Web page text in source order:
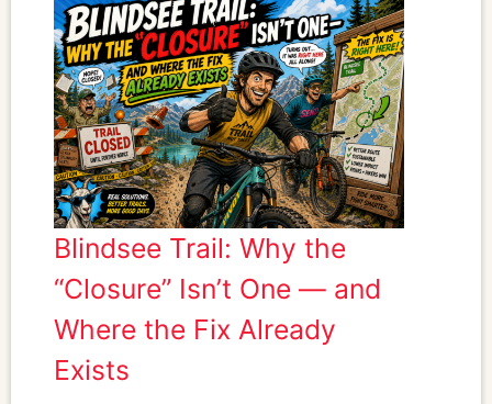
Blindsee Trail: Why the
“Closure” Isn’t One — and
Where the Fix Already
Exists